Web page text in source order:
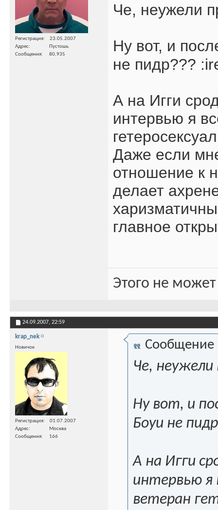
Регистрация
23.05.2007
Адрес
Пустошь
Сообщения
80,935
Че, неужели
Ну вот, и
не пидр???
А на Игги
интервью я
Даже если
отношение к
делает
главное
Этого не
24.09.2007, 22:59
krap_nek
Новичок
Регистрация
01.07.2007
Адрес
Москва
Сообщения
166
Сообщение
Че, неужели
Ну вот, и
Боуи не
А на Игги
интервью я
ветеран